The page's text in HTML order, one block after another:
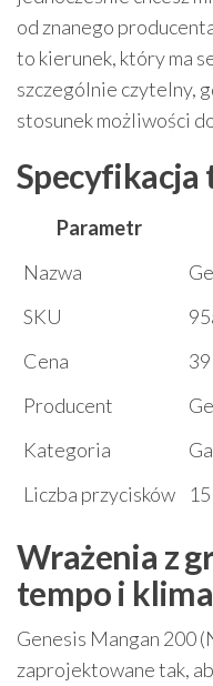
od znanego
to kierunek, który ma
szczególnie czytelny,
stosunek możliwości
Specyfikacja
Parametr
Nazwa
SKU
Cena
39
Producent
Kategoria
Liczba przycisków
Wrażenia z
tempo i
Genesis Mangan 200
zaprojektowane tak,